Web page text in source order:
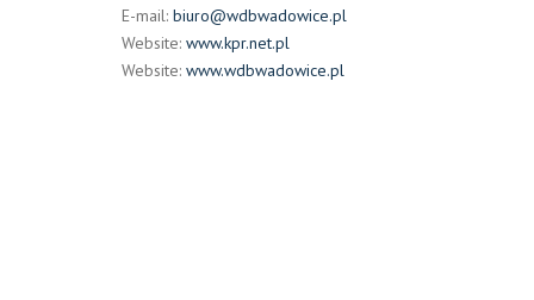
E-mail: biuro@wdbwadowice.pl
Website: www.kpr.net.pl
Website: www.wdbwadowice.pl